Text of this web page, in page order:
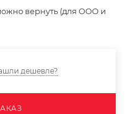
вернуть (для ООО и
дешевле?